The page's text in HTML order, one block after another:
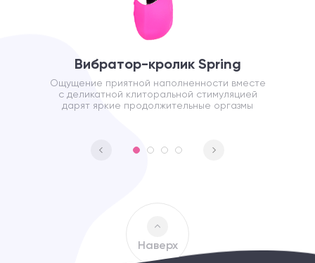
Вибратор-кролик Spring
Ощущение приятной наполненности вместе
с деликатной клиторальной стимуляцией
дарят яркие продолжительные оргазмы
Наверх